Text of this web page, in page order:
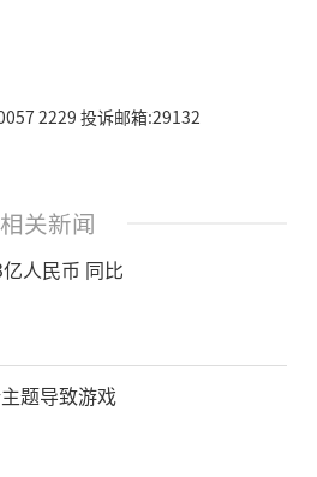
2229 投诉邮箱:29132
相关新闻
人民币 同比
题导致游戏